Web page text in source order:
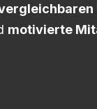
motivierte